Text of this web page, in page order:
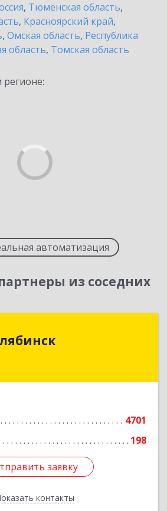
, Тюменская область,
, Красноярский край,
, Омская область, Республика
область, Томская область
автоматизация
из соседних
4701
198
заявку
контакты
1С-Рарус Челябинск
обл, Челябинск г, Труда ул,
заявку
Назад